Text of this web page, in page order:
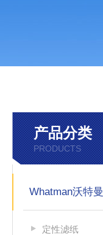
产品分类
PRODUCTS
Whatman沃特曼
定性滤纸